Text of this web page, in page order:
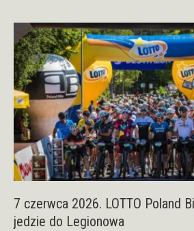
7 czerwca 2026. LOTTO Poland
jedzie do Legionowa